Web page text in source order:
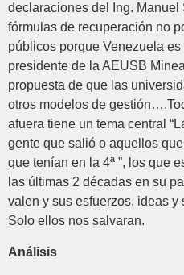
declaraciones del Ing.
fórmulas de recuperación no
públicos porque Venezuela
presidente de la AEUSB
propuesta de que las
otros modelos de
afuera tiene un tema central
gente que salió o aquellos
que tenían en la 4ª ”, los que
las últimas 2 décadas en su
valen y sus esfuerzos, ideas
Solo ellos nos salvaran.
Análisis